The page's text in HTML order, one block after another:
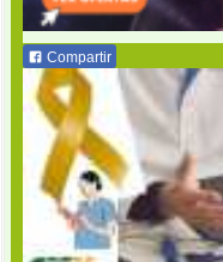
Compartir